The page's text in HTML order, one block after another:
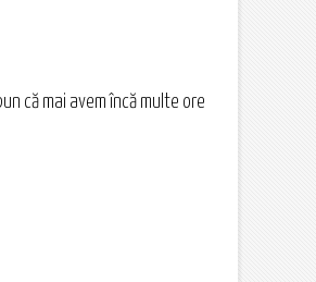
că mai avem încă multe ore